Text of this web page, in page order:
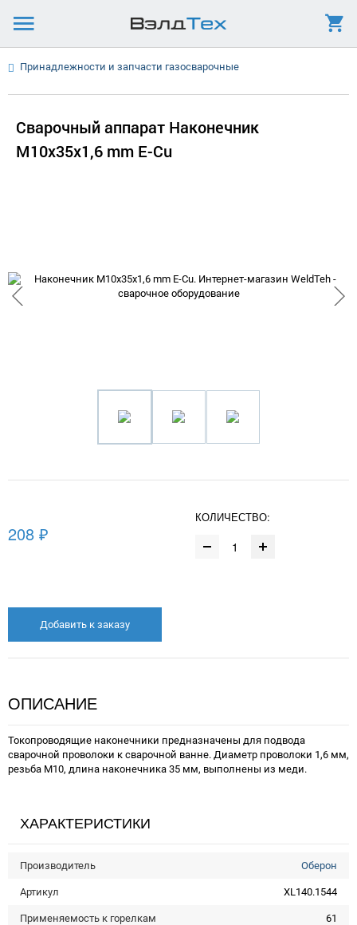
Принадлежности и запчасти газосварочные
Сварочный аппарат Наконечник
М10x35х1,6 mm E-Cu
208 ₽
КОЛИЧЕСТВО:
Добавить к заказу
ОПИСАНИЕ
Токопроводящие наконечники предназначены для подвода
сварочной проволоки к сварочной ванне. Диаметр проволоки 1,6 мм,
резьба М10, длина наконечника 35 мм, выполнены из меди.
ХАРАКТЕРИСТИКИ
Производитель Оберон
Артикул XL140.1544
Применяемость к горелкам 61